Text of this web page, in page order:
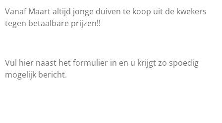
Vanaf Maart altijd jonge duiven te koop uit de kwekers
tegen betaalbare prijzen!!
Vul hier naast het formulier in en u krijgt zo spoedig
mogelijk bericht.